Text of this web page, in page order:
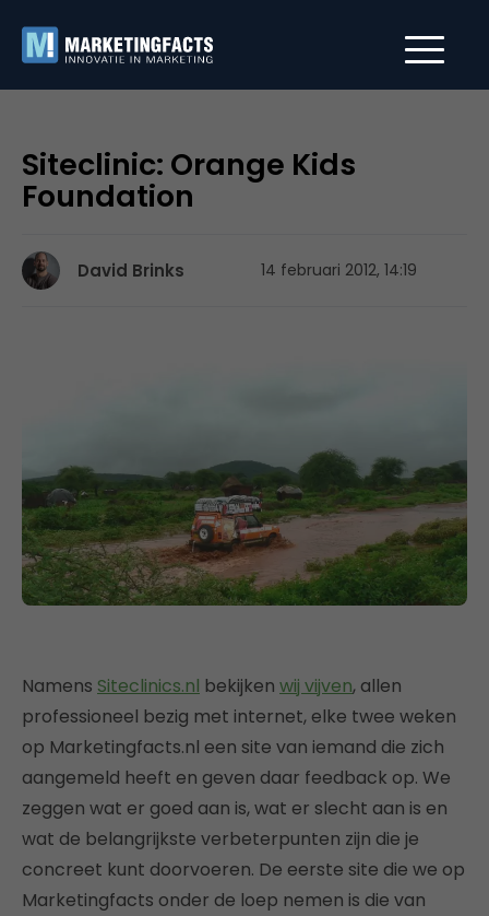
Siteclinic: Orange Kids
Foundation
David Brinks 14 februari 2012, 14:19
Namens Siteclinics.nl bekijken wij vijven, allen
professioneel bezig met internet, elke twee weken
op Marketingfacts.nl een site van iemand die zich
aangemeld heeft en geven daar feedback op. We
zeggen wat er goed aan is, wat er slecht aan is en
wat de belangrijkste verbeterpunten zijn die je
concreet kunt doorvoeren. De eerste site die we op
Marketingfacts onder de loep nemen is die van